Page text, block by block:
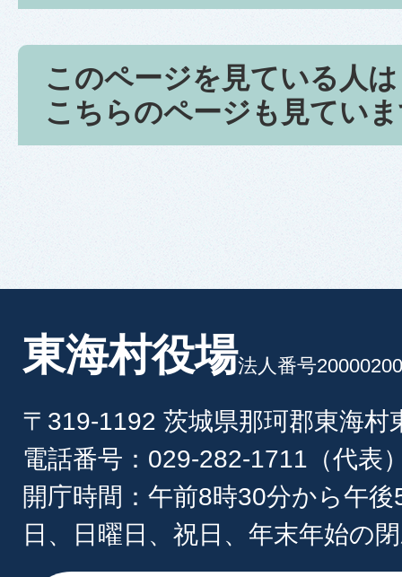
このページを見ている人は
こちらのページも見てい
東海村役場法人番号
〒319-1192 茨城県那珂郡東海村
電話番号：029-282-1711（代表
開庁時間：午前8時30分から午
日、日曜日、祝日、年末年始の